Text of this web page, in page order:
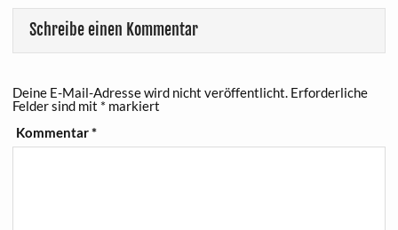
Schreibe einen Kommentar
Deine E-Mail-Adresse wird nicht veröffentlicht. Erforderliche
Felder sind mit * markiert
Kommentar*